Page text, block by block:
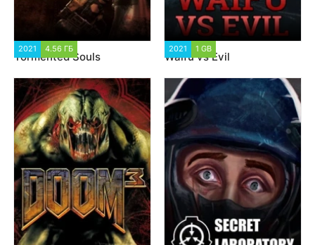
2021 4.56 ГБ
Tormented Souls
2021 1 GB
Waifu vs Evil